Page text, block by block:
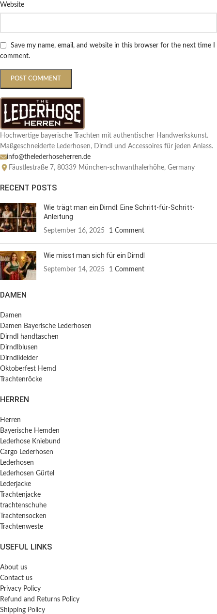
Website
Save my name, email, and website in this browser for the next time I
comment.
Hochwertige bayerische Trachten mit authentischer Handwerkskunst.
Maßgeschneiderte Lederhosen, Dirndl und Accessoires für jeden Anlass.
info@thelederhoseherren.de
Fäustlestraße 7, 80339 München-schwanthalerhöhe, Germany
RECENT POSTS
Wie trägt man ein Dirndl: Eine Schritt-für-Schritt-
Anleitung
September 16, 2025 1 Comment
Wie misst man sich für ein Dirndl
September 14, 2025 1 Comment
DAMEN
Damen
Damen Bayerische Lederhosen
Dirndl handtaschen
Dirndlblusen
Dirndlkleider
Oktoberfest Hemd
Trachtenröcke
HERREN
Herren
Bayerische Hemden​
Lederhose Kniebund
Cargo Lederhosen
Lederhosen
Lederhosen Gürtel
Lederjacke
Trachtenjacke
trachtenschuhe
Trachtensocken
Trachtenweste
USEFUL LINKS
About us
Contact us
Privacy Policy
Refund and Returns Policy
Shipping Policy